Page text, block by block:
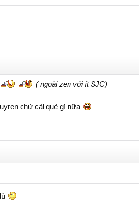
( ngoài zen với ít SJC)
chứ cái qué gì nữa